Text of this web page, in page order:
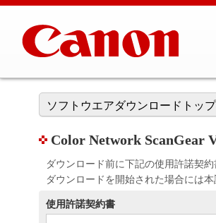
ソフトウエアダウンロードトッ
Color Network ScanGear
ダウンロード前に下記の使用許諾契
ダウンロードを開始された場合には
使用許諾契約書